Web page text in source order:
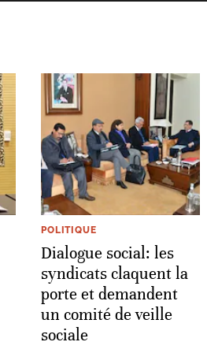
POLITIQUE
Dialogue social: les
syndicats claquent la
porte et demandent
un comité de veille
sociale